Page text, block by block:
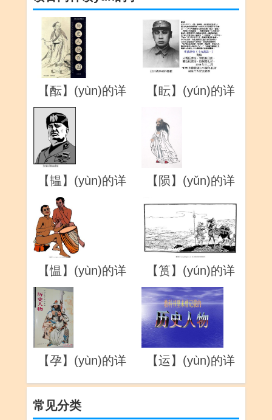
【酝】(yùn)的详
【眃】(yún)的详
【韫】(yùn)的详
【陨】(yǔn)的详
【愠】(yùn)的详
【筼】(yún)的详
解
【孕】(yùn)的详
【运】(yùn)的详
常见分类